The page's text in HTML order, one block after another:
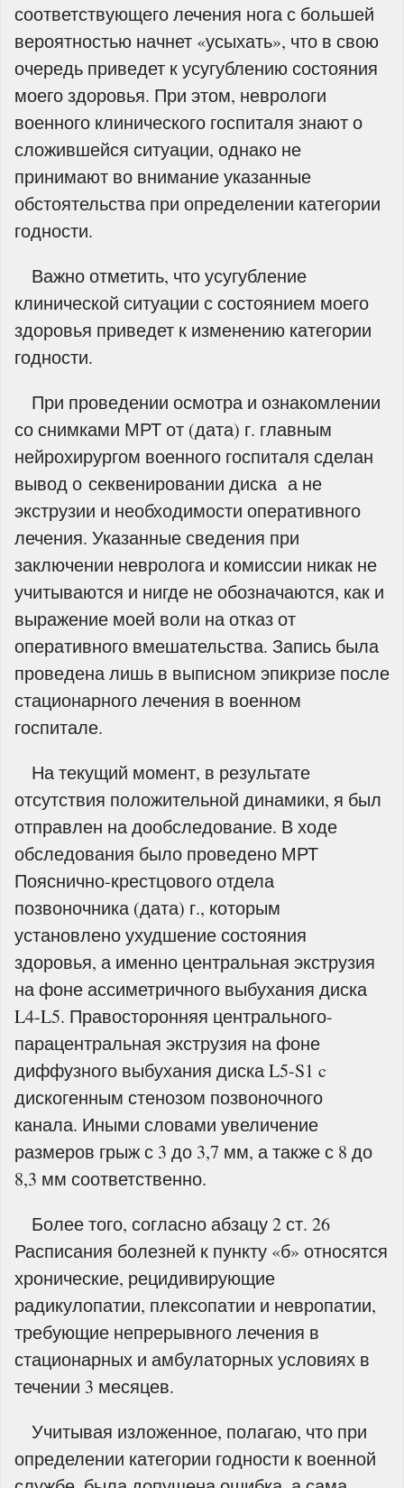
соответствующего лечения нога с большей
вероятностью начнет «усыхать», что в свою
очередь приведет к усугублению состояния
моего здоровья. При этом, неврологи
военного клинического госпиталя знают о
сложившейся ситуации, однако не
принимают во внимание указанные
обстоятельства при определении категории
годности.
Важно отметить, что усугубление
клинической ситуации с состоянием моего
здоровья приведет к изменению категории
годности.
При проведении осмотра и ознакомлении
со снимками МРТ от (дата) г. главным
нейрохирургом военного госпиталя сделан
вывод о секвенировании диска а не
экструзии и необходимости оперативного
лечения. Указанные сведения при
заключении невролога и комиссии никак не
учитываются и нигде не обозначаются, как и
выражение моей воли на отказ от
оперативного вмешательства. Запись была
проведена лишь в выписном эпикризе после
стационарного лечения в военном
госпитале.
На текущий момент, в результате
отсутствия положительной динамики, я был
отправлен на дообследование. В ходе
обследования было проведено МРТ
Пояснично-крестцового отдела
позвоночника (дата) г., которым
установлено ухудшение состояния
здоровья, а именно центральная экструзия
на фоне ассиметричного выбухания диска
L4-L5. Правосторонняя центрального-
парацентральная экструзия на фоне
диффузного выбухания диска L5-S1 c
дискогенным стенозом позвоночного
канала. Иными словами увеличение
размеров грыж с 3 до 3,7 мм, а также с 8 до
8,3 мм соответственно.
Более того, согласно абзацу 2 ст. 26
Расписания болезней к пункту «б» относятся
хронические, рецидивирующие
радикулопатии, плексопатии и невропатии,
требующие непрерывного лечения в
стационарных и амбулаторных условиях в
течении 3 месяцев.
Учитывая изложенное, полагаю, что при
определении категории годности к военной